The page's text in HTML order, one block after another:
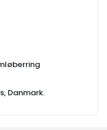
Danmark.